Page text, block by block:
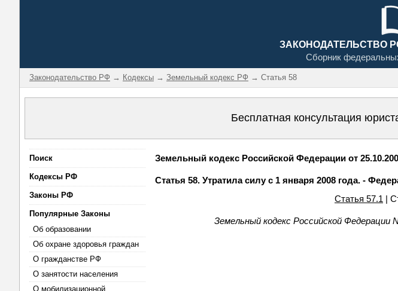
ЗАКОНОДАТЕЛЬСТВО
Сборник
Законодательство РФ → Кодексы → Земельный кодекс РФ → Статья 58
Бесплатная консультация
Поиск
Кодексы РФ
Законы РФ
Популярные Законы
Об образовании
Об охране здоровья граждан
О гражданстве РФ
О занятости населения
О мобилизационной
Земельный кодекс Российской Федерации от
Статья 58. Утратила силу с 1 января 2008 года. -
Статья 57.1 |
Земельный кодекс Российской